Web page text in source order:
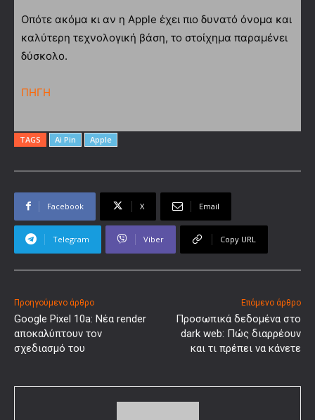
Οπότε ακόμα κι αν η Apple έχει πιο δυνατό όνομα και
καλύτερη τεχνολογική βάση, το στοίχημα παραμένει
δύσκολο.
ΠΗΓΗ
TAGS Ai Pin Apple
Facebook X Email
Telegram Viber Copy URL
Προηγούμενο άρθρο
Google Pixel 10a: Νέα render
αποκαλύπτουν τον
σχεδιασμό του
Επόμενο άρθρο
Προσωπικά δεδομένα στο
dark web: Πώς διαρρέουν
και τι πρέπει να κάνετε